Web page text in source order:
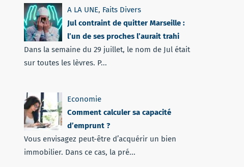
A LA UNE, Faits Divers
Jul contraint de quitter Marseille :
l’un de ses proches l’aurait trahi
Dans la semaine du 29 juillet, le nom de Jul était
sur toutes les lèvres. P...
Economie
Comment calculer sa capacité
d’emprunt ?
Vous envisagez peut-être d’acquérir un bien
immobilier. Dans ce cas, la pré...